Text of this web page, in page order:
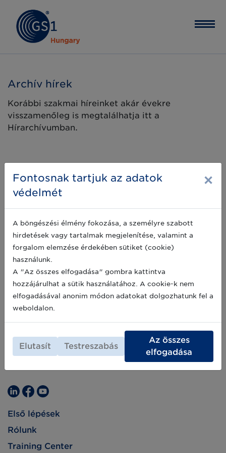
Archív hírek
Korábbi szakmai híreinket akár évekre
visszamenőleg is megtalálhatja itt a
Hírarchívumban.
Első lépések
Rólunk
Training Center
Fontosnak tartjuk az adatok
védelmét
×
A böngészési élmény fokozása, a személyre szabott
hirdetések vagy tartalmak megjelenítése, valamint a
forgalom elemzése érdekében sütiket (cookie)
használunk.
A "Az összes elfogadása" gombra kattintva
hozzájárulhat a sütik használatához. A cookie-k nem
elfogadásával anonim módon adatokat dolgozhatunk fel a
weboldalon.
Elutasít Testreszabás
Az összes
elfogadása